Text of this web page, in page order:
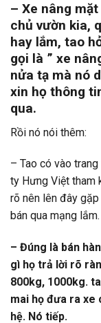
– Xe nâng mặt
chủ vườn kia,
hay lắm, tao
gọi là ” xe
nửa tạ mà nó
xin họ thông
qua.
Rồi nó nói thêm:
– Tao có vào
ty Hưng Việt tham
rõ nên lên đây
bán qua mạng lắm.
– Đúng là bán
gì họ trả lời rõ
800kg, 1000kg.
mai họ đưa ra xe
hệ. Nó tiếp.